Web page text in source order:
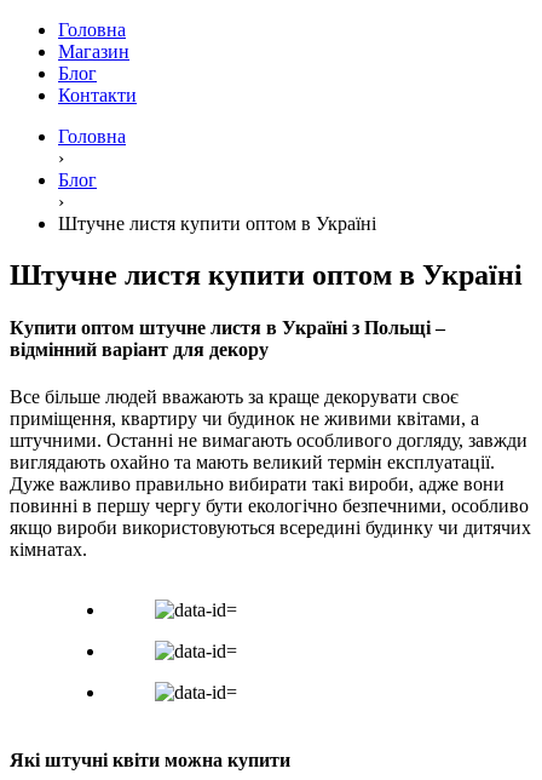
Головна
Магазин
Блог
Контакти
Головна
›
Блог
›
Штучне листя купити оптом в Україні
Штучне листя купити оптом в Україні
Купити оптом штучне листя в Україні з Польщі –
відмінний варіант для декору
Все більше людей вважають за краще декорувати своє
приміщення, квартиру чи будинок не живими квітами, а
штучними. Останні не вимагають особливого догляду, завжди
виглядають охайно та мають великий термін експлуатації.
Дуже важливо правильно вибирати такі вироби, адже вони
повинні в першу чергу бути екологічно безпечними, особливо
якщо вироби використовуються всередині будинку чи дитячих
кімнатах.
Які штучні квіти можна купити